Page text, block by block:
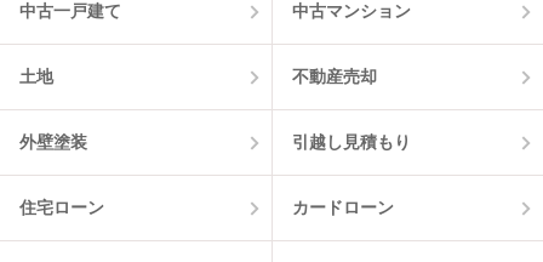
中古一戸建て 中古マンション
土地 不動産売却
外壁塗装 引越し見積もり
住宅ローン カードローン